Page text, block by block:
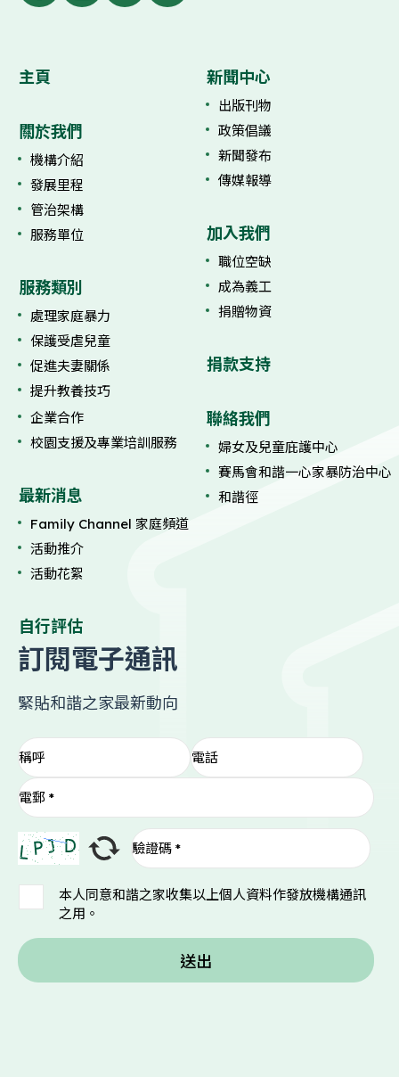
主頁
關於我們
機構介紹
發展里程
管治架構
服務單位
服務類別
處理家庭暴力
保護受虐兒童
促進夫妻關係
提升教養技巧
企業合作
校園支援及專業培訓服務
最新消息
Family Channel 家庭頻道
活動推介
活動花絮
自行評估
新聞中心
出版刊物
政策倡議
新聞發布
傳媒報導
加入我們
職位空缺
成為義工
捐贈物資
捐款支持
聯絡我們
婦女及兒童庇護中心
賽馬會和諧一心家暴防治中心
和諧徑
訂閱電子通訊
緊貼和諧之家最新動向
本人同意和諧之家收集以上個人資料作發放機構通訊
之用。
送出